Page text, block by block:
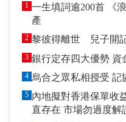
1 一生填詞逾200首 《浪子心聲》《Monica》成永恒遺
產
2 黎彼得離世 兒子開
3 銀行
4 烏合
5 內地擬對香港保單收
直存在 市場勿過度解